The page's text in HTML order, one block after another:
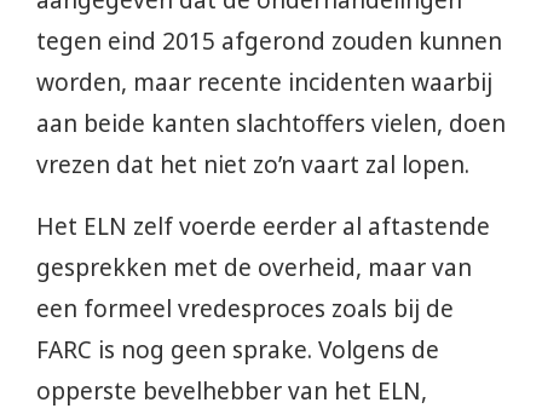
tegen eind 2015 afgerond zouden kunnen
worden, maar recente incidenten waarbij
aan beide kanten slachtoffers vielen, doen
vrezen dat het niet zo’n vaart zal lopen.
Het ELN zelf voerde eerder al aftastende
gesprekken met de overheid, maar van
een formeel vredesproces zoals bij de
FARC is nog geen sprake. Volgens de
opperste bevelhebber van het ELN,